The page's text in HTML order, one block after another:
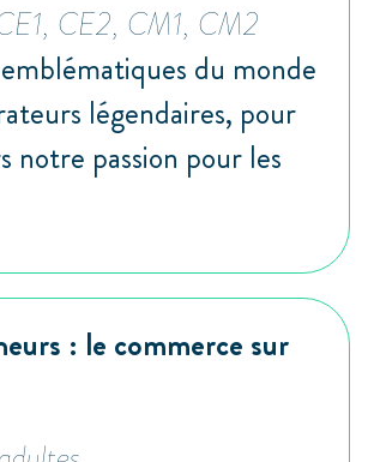
CE2, CM1, CM2
du monde
légendaires, pour
notre passion pour les
: le commerce sur